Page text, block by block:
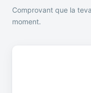
Comprovant que la
moment.